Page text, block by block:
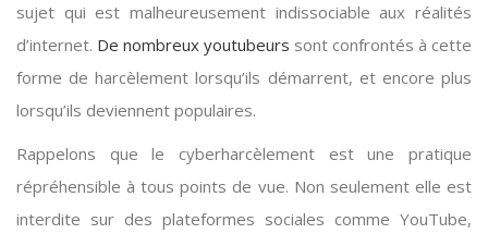
sujet qui est malheureusement indissociable aux réalités
d’internet. De nombreux youtubeurs sont confrontés à cette
forme de harcèlement lorsqu’ils démarrent, et encore plus
lorsqu’ils deviennent populaires.
Rappelons que le cyberharcèlement est une pratique
répréhensible à tous points de vue. Non seulement elle est
interdite sur des plateformes sociales comme YouTube,